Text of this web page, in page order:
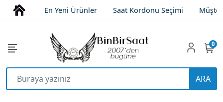
En Yeni Ürünler Saat Kordonu Seçimi
ARA
0